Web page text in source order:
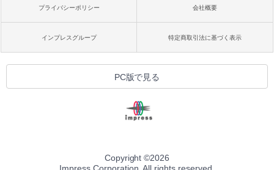
プライバシーポリシー 会社概要
インプレスグループ 特定商取引法に基づく表示
PC版で見る
Copyright ©2026